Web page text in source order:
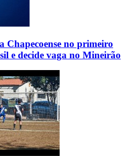
Chapecoense no primeiro
e decide vaga no Mineirão